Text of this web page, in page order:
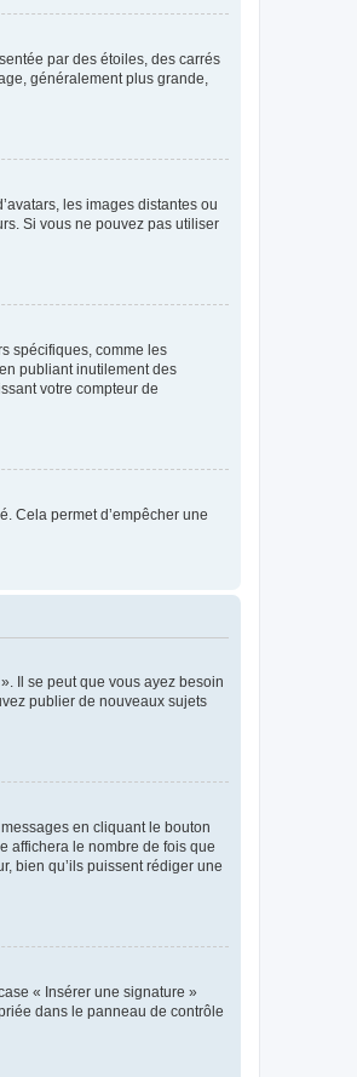
par des étoiles, des carrés
généralement plus grande,
les images distantes ou
Si vous ne pouvez pas utiliser
spécifiques, comme les
publiant inutilement des
votre compteur de
Cela permet d’empêcher une
Il se peut que vous ayez besoin
publier de nouveaux sujets
en cliquant le bouton
affichera le nombre de fois que
bien qu’ils puissent rédiger une
« Insérer une signature »
dans le panneau de contrôle